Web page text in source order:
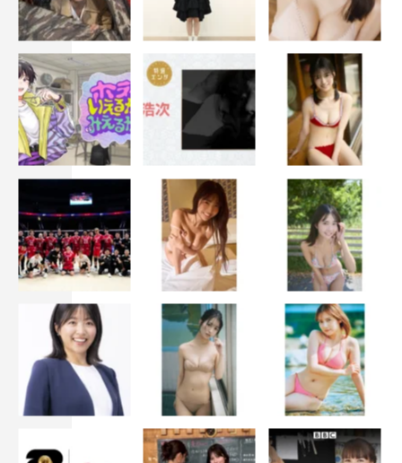
平手友梨奈 欅坂46